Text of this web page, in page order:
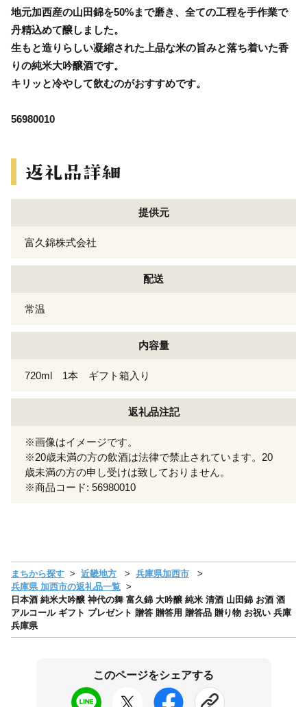
地元加西産の山田錦を50%まで磨き、全ての工程を手作業で
丹精込めて醸しました。
生もと造りらしい凝縮された上品な米の旨みと落ち着いた香
りの純米大吟醸酒です。
キリッと冷やして飲むのがおすすめです。
56980010
提供元
富久錦株式会社
配送
常温
内容量
720ml 1本 ギフト箱入り
返礼品注記
※画像はイメージです。
※20歳未満の方の飲酒は法律で禁止されています。20
歳未満の方の申し受けは致しておりません。
※商品コード: 56980010
まちから探す 近畿地方
兵庫県加西市
兵庫県 加西市の返礼品一覧
日本酒 純米大吟醸 神代の舞 富久錦 大吟醸 純米 清酒 山田錦 お酒 酒
アルコール ギフト プレゼント 贈答 贈答用 贈答品 贈り物 お祝い 兵庫
兵庫県
このページをシェアする